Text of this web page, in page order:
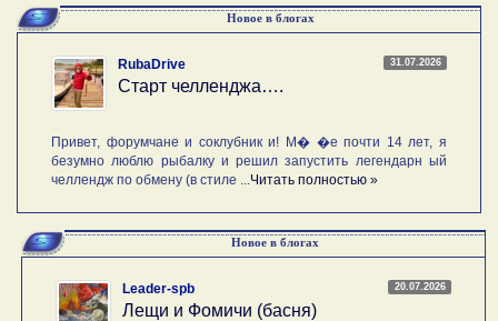
Новое в блогах
31.07.2026
RubaDrive
Старт челленджа….
Привет, форумчане и соклубник и! М� �е почти 14 лет, я
безумно люблю рыбалку и решил запустить легендарн ый
челлендж по обмену (в стиле ... Читать полностью »
Новое в блогах
20.07.2026
Leader-spb
Лещи и Фомичи (басня)